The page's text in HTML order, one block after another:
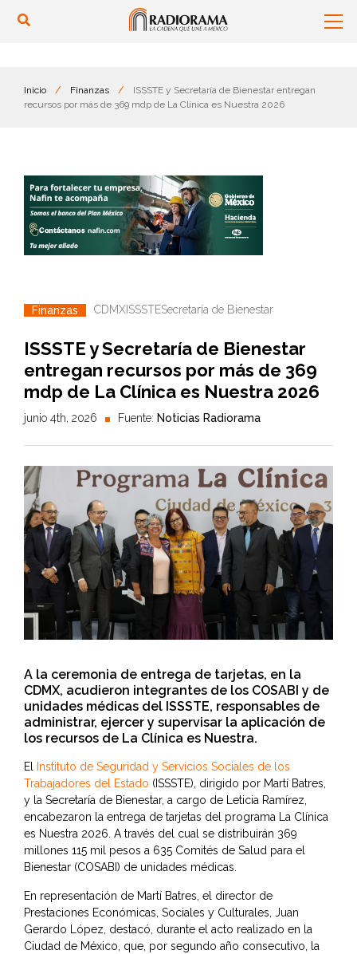
Inicio / Finanzas /
ISSSTE y Secretaría de Bienestar entregan
recursos por más de 369 mdp de La Clínica es Nuestra 2026
Finanzas CDMX ISSSTESecretaría de Bienestar
ISSSTE y Secretaría de Bienestar
entregan recursos por más de 369
mdp de La Clínica es Nuestra 2026
junio 4th, 2026 Fuente: Noticias Radiorama
A la ceremonia de entrega de tarjetas, en la
CDMX, acudieron integrantes de los COSABI y de
unidades médicas del ISSSTE, responsables de
administrar, ejercer y supervisar la aplicación de
los recursos de La Clínica es Nuestra.
El Instituto de Seguridad y Servicios Sociales de los
Trabajadores del Estado (ISSSTE), dirigido por Martí Batres,
y la Secretaría de Bienestar, a cargo de Leticia Ramírez,
encabezaron la entrega de tarjetas del programa La Clínica
es Nuestra 2026. A través del cual se distribuirán 369
millones 115 mil pesos a 635 Comités de Salud para el
Bienestar (COSABI) de unidades médicas.
En representación de Martí Batres, el director de
Prestaciones Económicas, Sociales y Culturales, Juan
Gerardo López, destacó, durante el acto realizado en la
Ciudad de México, que, por segundo año consecutivo, la